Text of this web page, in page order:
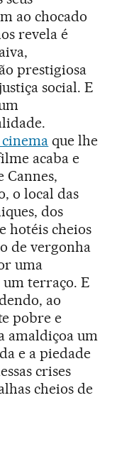
ao chocado
revela é
prestigiosa
social. E
que lhe
acaba e
Cannes,
o local das
dos
hotéis cheios
de vergonha
uma
um terraço. E
ao
pobre e
amaldiçoa um
e a piedade
crises
cheios de